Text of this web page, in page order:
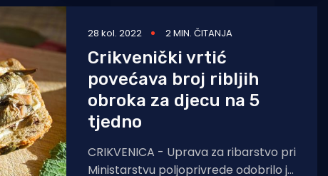
28 kol. 2022 2 MIN. ČITANJA
Crikvenički vrtić
povećava broj ribljih
obroka za djecu na 5
tjedno
CRIKVENICA - Uprava za ribarstvo pri
Ministarstvu poljoprivrede odobrilo je